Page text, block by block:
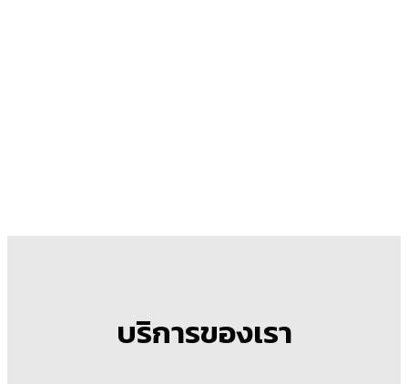
บริการของเรา